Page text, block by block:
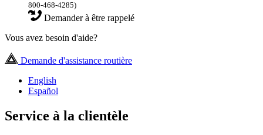
800-468-4285)
Demander à être rappelé
Vous avez besoin d'aide?
Demande d'assistance routière
English
Español
Service à la clientèle